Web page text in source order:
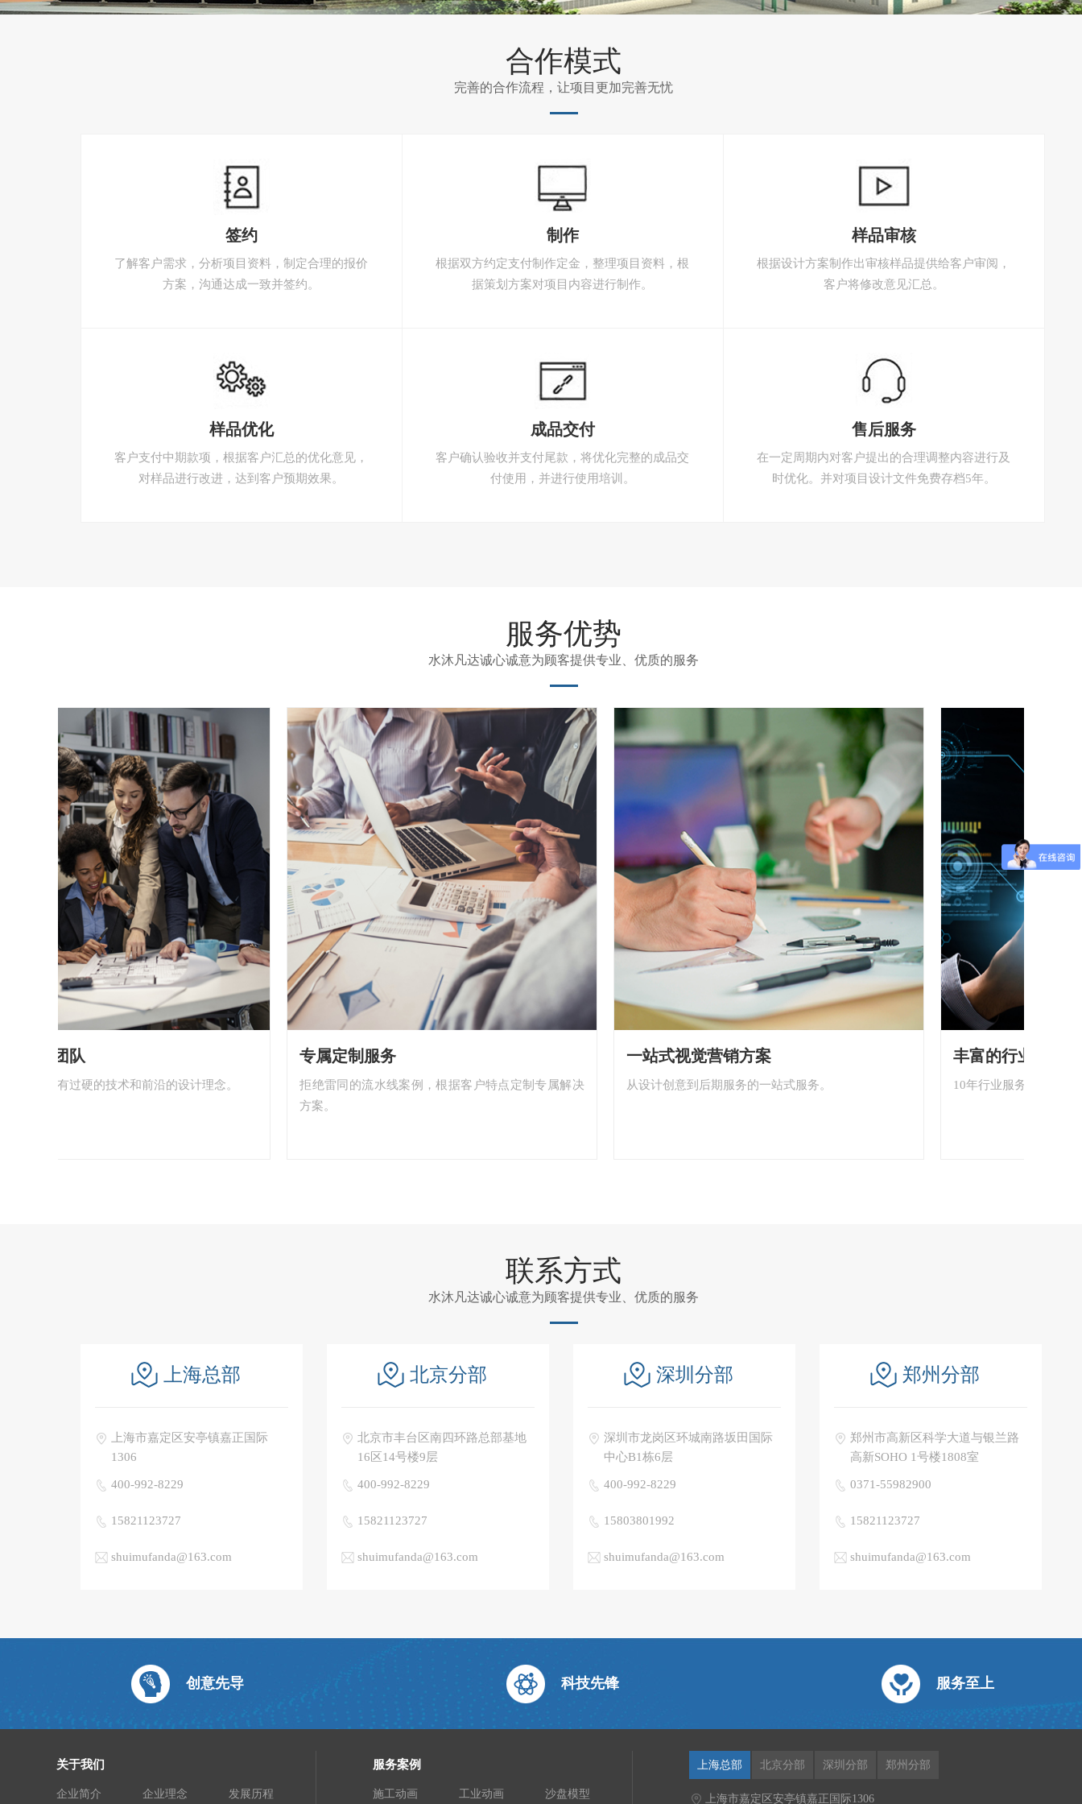
合作模式
完善的合作流程，让项目更加完善无忧
签约
了解客户需求，分析项目资料，制定合理的报价
方案，沟通达成一致并签约。
制作
根据双方约定支付制作定金，整理项目资料，根
据策划方案对项目内容进行制作。
样品审核
根据设计方案制作出审核样品提供给客户审阅，
客户将修改意见汇总。
样品优化
客户支付中期款项，根据客户汇总的优化意见，
对样品进行改进，达到客户预期效果。
成品交付
客户确认验收并支付尾款，将优化完整的成品交
付使用，并进行使用培训。
售后服务
在一定周期内对客户提出的合理调整内容进行及
时优化。并对项目设计文件免费存档5年。
服务优势
水沐凡达诚心诚意为顾客提供专业、优质的服务
拥有过硬的技术和前沿的设计理念。
专属定制服务
拒绝雷同的流水线案例，根据客户特点定制专属解决
方案。
一站式视觉营销方案
从设计创意到后期服务的一站式服务。
丰富的行业经验
10年行业服务经验，1000+品
联系方式
水沐凡达诚心诚意为顾客提供专业、优质的服务
上海总部
上海市嘉定区安亭镇嘉正国际
1306
400-992-8229
15821123727
shuimufanda@163.com
北京分部
北京市丰台区南四环路总部基地
16区14号楼9层
400-992-8229
15821123727
shuimufanda@163.com
深圳分部
深圳市龙岗区环城南路坂田国际
中心B1栋6层
400-992-8229
15803801992
shuimufanda@163.com
郑州分部
郑州市高新区科学大道与银兰路
高新SOHO 1号楼1808室
0371-55982900
15821123727
shuimufanda@163.com
创意先导 科技先锋 服务至上
关于我们
企业简介 企业理念 发展历程
服务案例
施工动画 工业动画 沙盘模型
上海总部 北京分部 深圳分部 郑州分部
上海市嘉定区安亭镇嘉正国际1306